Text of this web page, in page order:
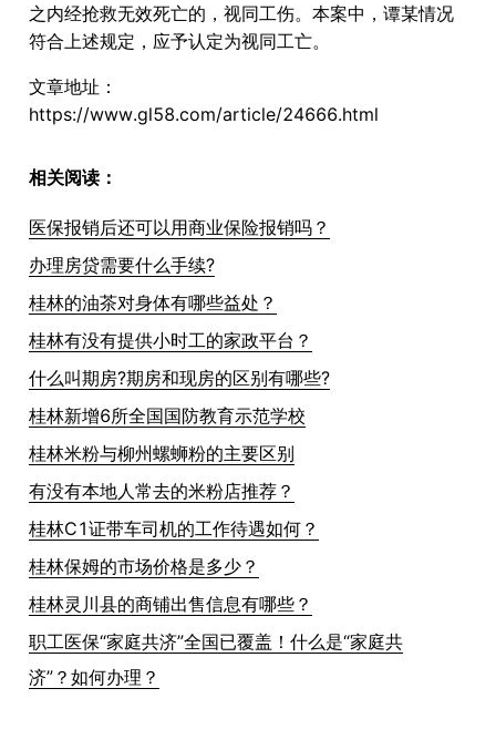
之内经抢救无效死亡的，视同工伤。本案中，谭某情况
符合上述规定，应予认定为视同工亡。
文章地址：
https://www.gl58.com/article/24666.html
相关阅读：
医保报销后还可以用商业保险报销吗？
办理房贷需要什么手续?
桂林的油茶对身体有哪些益处？
桂林有没有提供小时工的家政平台？
什么叫期房?期房和现房的区别有哪些?
桂林新增6所全国国防教育示范学校
桂林米粉与柳州螺蛳粉的主要区别
有没有本地人常去的米粉店推荐？
桂林C1证带车司机的工作待遇如何？
桂林保姆的市场价格是多少？
桂林灵川县的商铺出售信息有哪些？
职工医保“家庭共济”全国已覆盖！什么是“家庭共
济”？如何办理？